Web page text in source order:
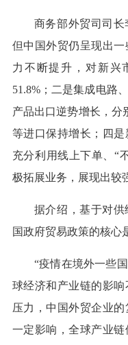
商务部外贸司司长
但中国外贸仍呈现出
力不断提升，对新兴
51.8%；二是集成电路
产品出口逆势增长，分
等进口保持增长；四
充分利用线上下单、“
极拓展业务，展现出较
据介绍，基于对
国政府贸易政策的核心
“疫情在境外一些
球经济和产业链的影
压力，中国外贸企业
一定影响，全球产业